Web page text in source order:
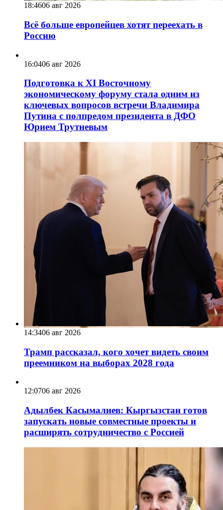
18:4606 авг 2026
Всё больше европейцев хотят переехать в
Россию
16:0406 авг 2026
Подготовка к XI Восточному
экономическому форуму стала одним из
ключевых вопросов встречи Владимира
Путина с полпредом президента в ДФО
Юрием Трутневым
14:3406 авг 2026
Трамп рассказал, кого хочет видеть своим
преемником на выборах 2028 года
12:0706 авг 2026
Адылбек Касымалиев: Кыргызстан готов
запускать новые совместные проекты и
расширять сотрудничество с Россией